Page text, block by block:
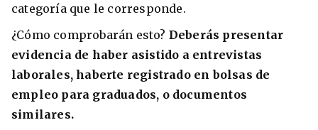
categoría que le corresponde.
¿Cómo comprobarán esto? Deberás presentar
evidencia de haber asistido a entrevistas
laborales, haberte registrado en bolsas de
empleo para graduados, o documentos
similares.